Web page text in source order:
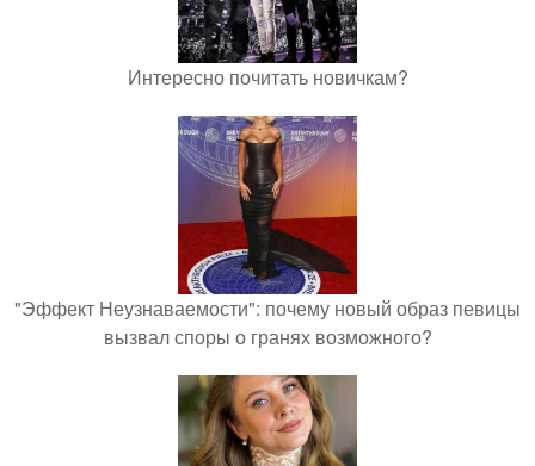
Интересно почитать новичкам?
"Эффект Неузнаваемости": почему новый образ певицы
вызвал споры о гранях возможного?